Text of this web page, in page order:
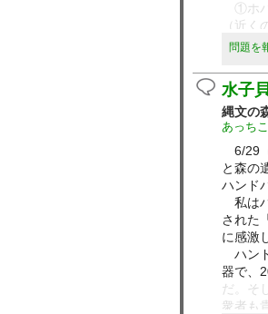
①ホパ
（近
問題を
水子
縄文の
あっち
6/29
と森の
ハンド
私は
された
に感激
ハン
器で、
だ。そ
衆者も